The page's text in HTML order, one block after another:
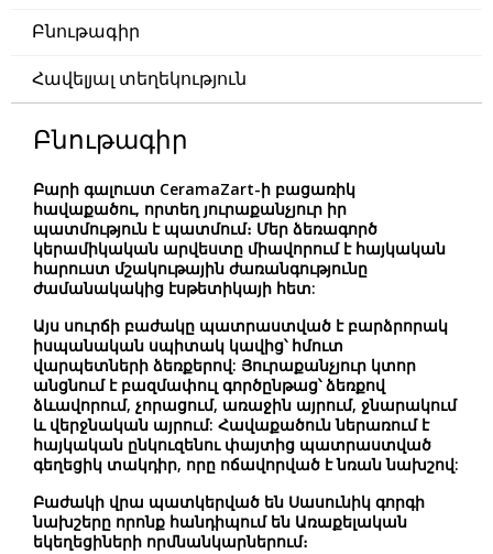
Բնութագիր
Հավելյալ տեղեկություն
Բնութագիր
Բարի գալուստ CeramaZart-ի բացառիկ
հավաքածու, որտեղ յուրաքանչյուր իր
պատմություն է պատմում։ Մեր ձեռագործ
կերամիկական արվեստը միավորում է հայկական
հարուստ մշակութային ժառանգությունը
ժամանակակից էսթետիկայի հետ:
Այս սուրճի բաժակը պատրաստված է բարձրորակ
իսպանական սպիտակ կավից՝ հմուտ
վարպետների ձեռքերով: Յուրաքանչյուր կտոր
անցնում է բազմափուլ գործընթաց՝ ձեռքով
ձևավորում, չորացում, առաջին այրում, ջնարակում
և վերջնական այրում: Հավաքածուն ներառում է
հայկական ընկուզենու փայտից պատրաստված
գեղեցիկ տակդիր, որը ոճավորված է նռան նախշով:
Բաժակի վրա պատկերված են Սասունիկ գորգի
նախշերը որոնք հանդիպում են Առաքելական
եկեղեցիների որմնանկարներում։